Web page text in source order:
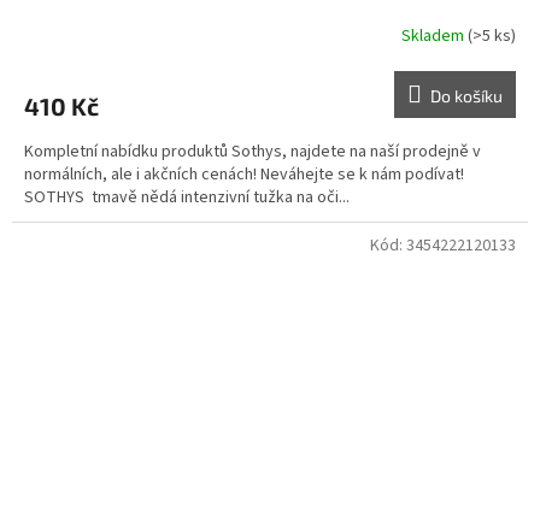
Skladem (>5 ks)
410 Kč Do košíku
Kompletní nabídku produktů Sothys, najdete na naší prodejně v
normálních, ale i akčních cenách! Neváhejte se k nám podívat!
SOTHYS tmavě nědá intenzivní tužka na oči...
Kód: 3454222120133